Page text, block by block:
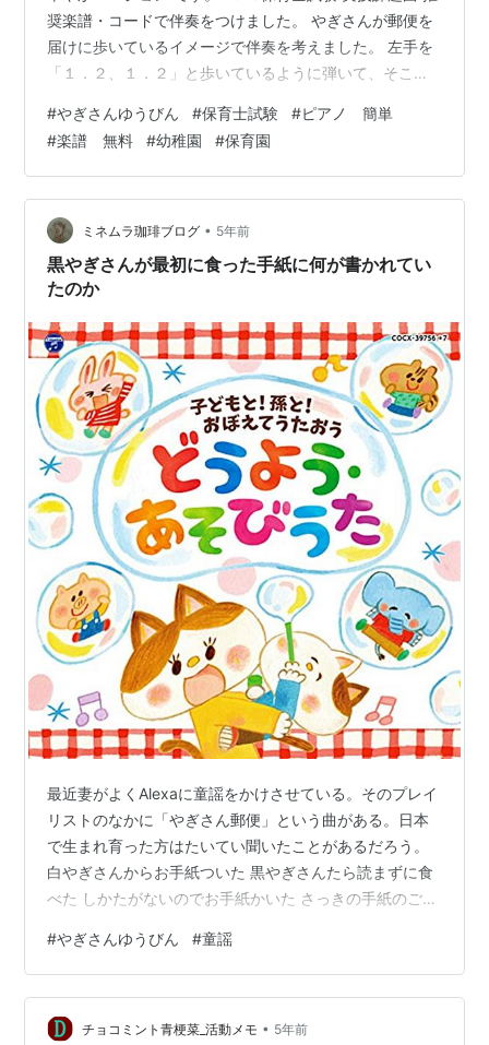
奨楽譜・コードで伴奏をつけました。 やぎさんが郵便を
届けに歩いているイメージで伴奏を考えました。 左手を
「１．２、１．２」と歩いているように弾いて、そこへ
います。 簡単バージョン 簡単でもきれいに聴こえるよう
に工夫しました。 幼児と歌う時、「あー困ったな…」と
言って困った雰囲気を出して、 手紙を出しても食べてし
まうという歌詞を楽しんでいました。 片手ずつ詳しく解
説！弾き方動画はこちら↓ youtu.be 華やかバージョン✨
郵便や、手…
#やぎさんゆうびん #保育士試験 #ピアノ 簡単
#楽譜 無料 #幼稚園 #保育園
ミネムラ珈琲ブログ • 5年前
黒やぎさんが最初に食った手紙に何が書かれてい
たのか
最近妻がよくAlexaに童謡をかけさせている。そのプレイ
リストのなかに「やぎさん郵便」という曲がある。日本
で生まれ育った方はたいてい聞いたことがあるだろう。
白やぎさんからお手紙ついた 黒やぎさんたら読まずに食
べた しかたがないのでお手紙かいた さっきの手紙のご用
まずに食べた しかたがないのでお手紙かいた さっきの手
紙のご用事なぁに 子どもごころに「やぎ、あほやな」と
か思って聞いていたと思うのだが、30を超えた今聞く
と、ぼくには最初に白やぎさんが書いた手紙の内容とこ
#やぎさんゆうびん #童謡
チョコミント青梗菜_活動メモ • 5年前